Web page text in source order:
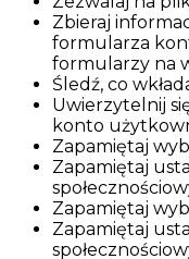
Zbieraj
formularza
formularzy na
Śledź, co
Uwierzytelnij
konto
Zapamiętaj
Zapamiętaj
Zapamiętaj
Zapamiętaj